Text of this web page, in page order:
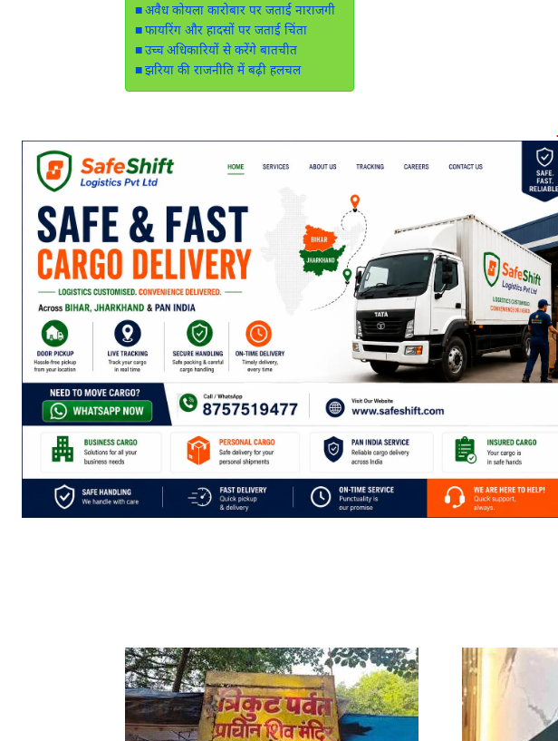
अवैध कोयला कारोबार पर जताई नाराजगी
फायरिंग और हादसों पर जताई चिंता
उच्च अधिकारियों से करेंगे बातचीत
झरिया की राजनीति में बढ़ी हलचल